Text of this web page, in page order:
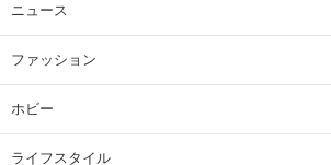
ニュース
ファッション
ホビー
ライフスタイル